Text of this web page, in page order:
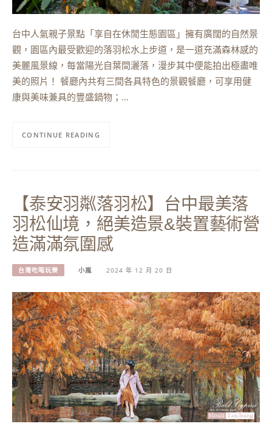
台中人氣親子景點「享自在休閒生態園區」擁有廣闊的自然景
觀，園區內最受歡迎的落羽松水上步道，是一道充滿森林感的
美麗風景線，每當陽光自葉間灑落，漫步其中便能拍出極盡唯
美的照片！ 餐廳內共有三間各具特色的景觀餐廳，可享用健
康與美味兼具的豐盛鍋物；…
CONTINUE READING
【泰安羽粼落羽松】台中最美落
羽松仙境，絕美造景&裝置藝術營
造滿滿氛圍感
台灣吃喝玩樂 小嵐 2024 年 12 月 20 日